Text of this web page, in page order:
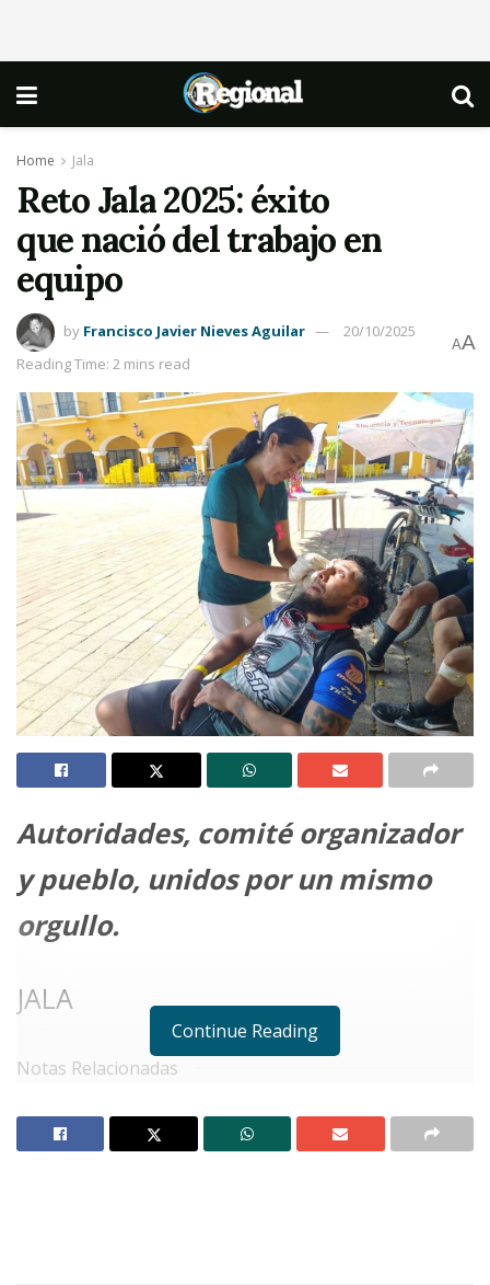
Home Jala
Reto Jala 2025: éxito
que nació del trabajo en
equipo
by Francisco Javier Nieves Aguilar
20/10/2025
Reading Time: 2 mins read
AA
Autoridades, comité organizador
y pueblo, unidos por un mismo
orgullo.
JALA
Notas Relacionadas
La adrenalina se vive en Jala con el Reto Jala 2025
Todo listo para el Reto Jala 2025
Continue Reading